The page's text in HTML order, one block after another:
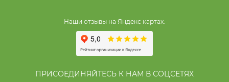
Наши отзывы на Яндекс картах:
ПРИСОЕДИНЯЙТЕСЬ К НАМ В СОЦСЕТЯХ